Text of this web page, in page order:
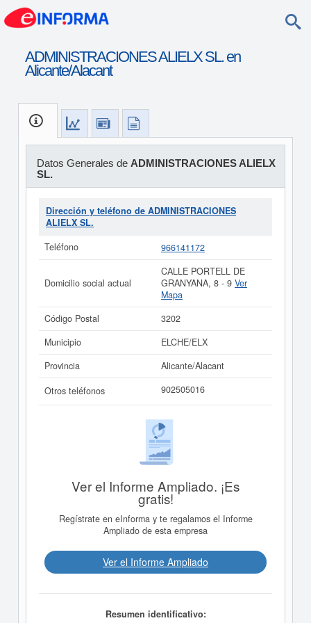
ADMINISTRACIONES ALIELX SL. en
Alicante/Alacant
Datos Generales de ADMINISTRACIONES ALIELX
SL.
Dirección y teléfono de ADMINISTRACIONES
ALIELX SL.
Teléfono
966141172
Domicilio social actual
CALLE PORTELL DE
GRANYANA, 8 - 9 Ver
Mapa
Código Postal
3202
Municipio
ELCHE/ELX
Provincia
Alicante/Alacant
Otros teléfonos
902505016
Ver el Informe Ampliado. ¡Es
gratis!
Regístrate en eInforma y te regalamos el Informe
Ampliado de esta empresa
Ver el Informe Ampliado
Resumen identificativo: